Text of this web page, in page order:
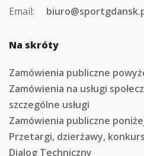
Email:
Na skróty
Zamówienia publiczne
Zamówienia na usługi
szczególne usługi
Zamówienia publiczne
Przetargi, dzierżawy,
Dialog Techniczny